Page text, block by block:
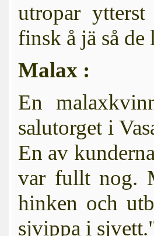
utropar
finsk å jä så
Malax :
En
salutorget i
En av
var fullt nog.
hinken och
sjvippa i